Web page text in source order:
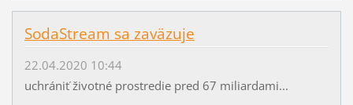
SodaStream sa zaväzuje
22.04.2020 10:44
uchrániť životné prostredie pred 67 miliardami...